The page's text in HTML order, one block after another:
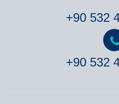
+90 532
+90 532